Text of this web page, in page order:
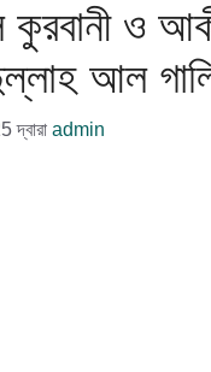
কুরবানী ও
আল
দ্বারা admin